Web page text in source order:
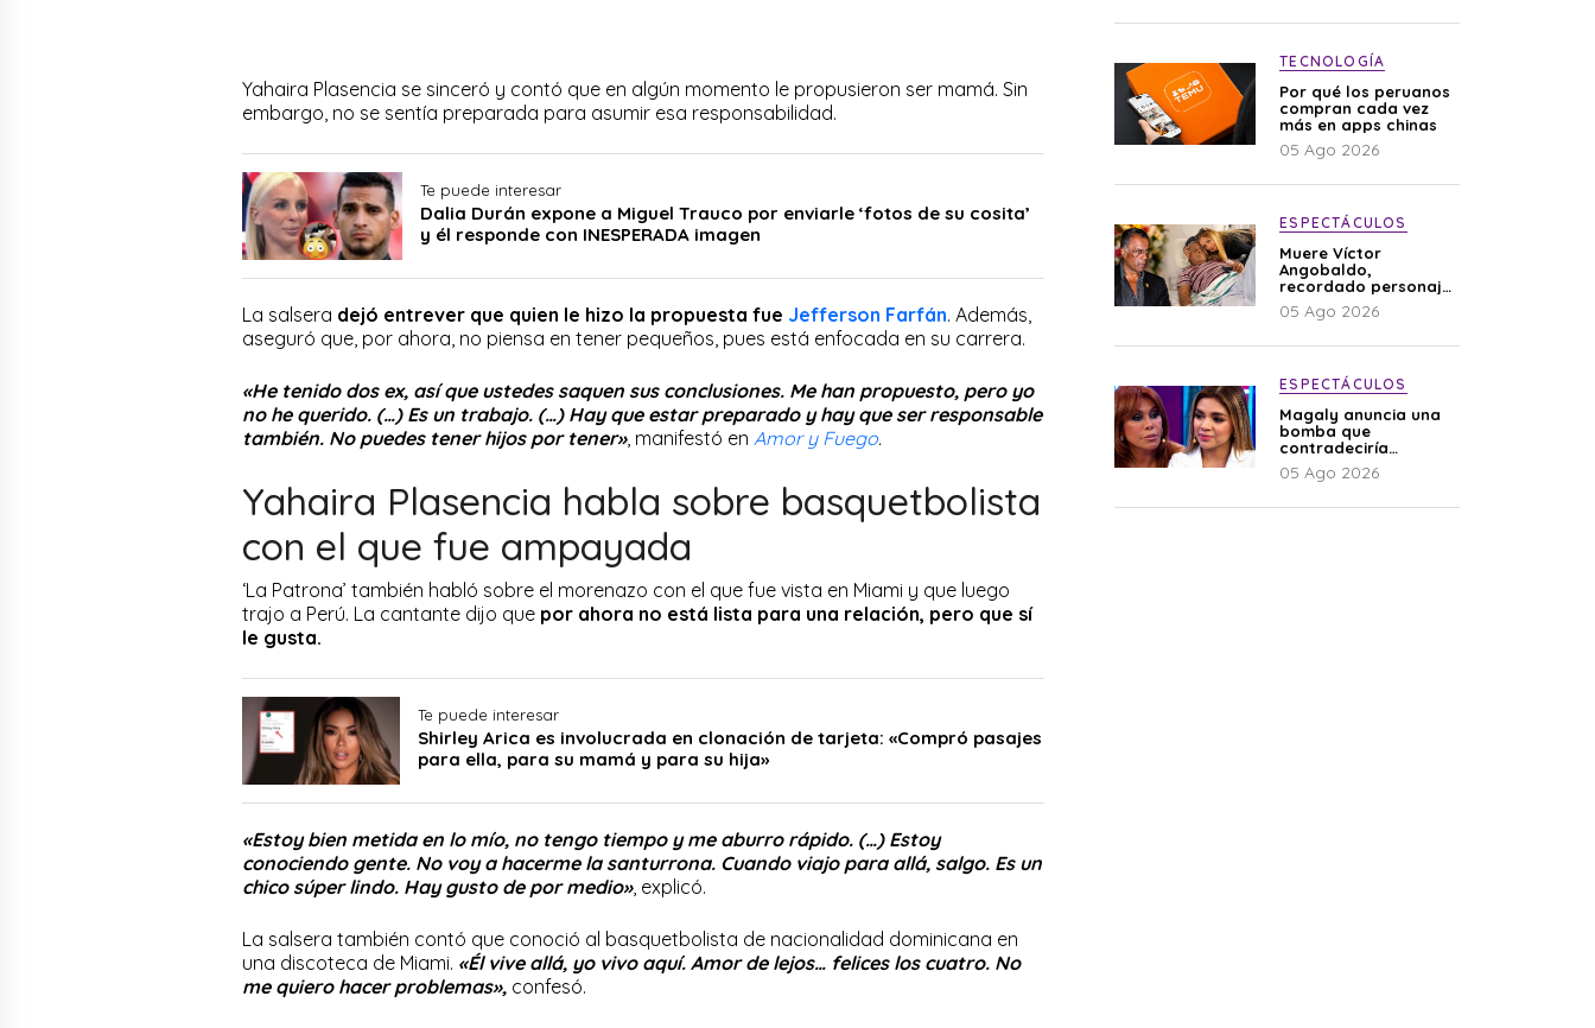
Yahaira Plasencia se sinceró y contó que en algún momento le propusieron ser mamá. Sin
embargo, no se sentía preparada para asumir esa responsabilidad.
Te puede interesar
Dalia Durán expone a Miguel Trauco por enviarle ‘fotos de su cosita’
y él responde con INESPERADA imagen
La salsera dejó entrever que quien le hizo la propuesta fue Jefferson Farfán. Además,
aseguró que, por ahora, no piensa en tener pequeños, pues está enfocada en su carrera.
«He tenido dos ex, así que ustedes saquen sus conclusiones. Me han propuesto, pero yo
no he querido. (…) Es un trabajo. (…) Hay que estar preparado y hay que ser responsable
también. No puedes tener hijos por tener», manifestó en Amor y Fuego.
Yahaira Plasencia habla sobre basquetbolista
con el que fue ampayada
‘La Patrona’ también habló sobre el morenazo con el que fue vista en Miami y que luego
trajo a Perú. La cantante dijo que por ahora no está lista para una relación, pero que sí
le gusta.
Te puede interesar
Shirley Arica es involucrada en clonación de tarjeta: «Compró pasajes
para ella, para su mamá y para su hija»
«Estoy bien metida en lo mío, no tengo tiempo y me aburro rápido. (…) Estoy
conociendo gente. No voy a hacerme la santurrona. Cuando viajo para allá, salgo. Es un
chico súper lindo. Hay gusto de por medio», explicó.
La salsera también contó que conoció al basquetbolista de nacionalidad dominicana en
una discoteca de Miami. «Él vive allá, yo vivo aquí. Amor de lejos… felices los cuatro. No
me quiero hacer problemas», confesó.
TECNOLOGÍA
Por qué los peruanos
compran cada vez
más en apps chinas
05 Ago 2026
ESPECTÁCULOS
Muere Víctor
Angobaldo,
recordado personaje
de la farándula y
expareja de Shirley
05 Ago 2026
ESPECTÁCULOS
Magaly anuncia una
bomba que
contradeciría
comunicado de La
Bella Luz: “Hay un
05 Ago 2026